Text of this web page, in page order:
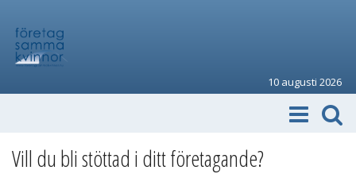
10 augusti 2026
Vill du bli stöttad i ditt företagande?